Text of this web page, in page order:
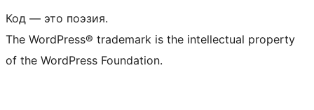
Код — это поэзия.
The WordPress® trademark is the intellectual property
of the WordPress Foundation.